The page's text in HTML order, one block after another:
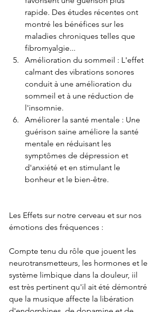
rapide. Des études récentes ont
montré les bénéfices sur les
maladies chroniques telles que
fibromyalgie...
Amélioration du sommeil : L'effet
calmant des vibrations sonores
conduit à une amélioration du
sommeil et à une réduction de
l'insomnie.
Améliorer la santé mentale : Une
guérison saine améliore la santé
mentale en réduisant les
symptômes de dépression et
d'anxiété et en stimulant le
bonheur et le bien-être.
Les Effets sur notre cerveau et sur nos
émotions des fréquences :
Compte tenu du rôle que jouent les
neurotransmetteurs, les hormones et le
système limbique dans la douleur, iil
est très pertinent qu'il ait été démontré
que la musique affecte la libération